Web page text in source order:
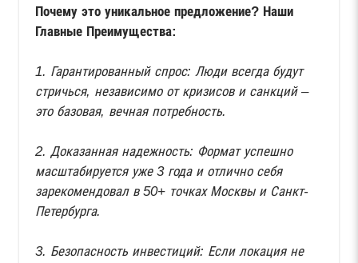
Почему это уникальное предложение? Наши
Главные Преимущества:
1. Гарантированный спрос: Люди всегда будут
стричься, независимо от кризисов и санкций –
это базовая, вечная потребность.
2. Доказанная надежность: Формат успешно
масштабируется уже 3 года и отлично себя
зарекомендовал в 50+ точках Москвы и Санкт-
Петербурга.
3. Безопасность инвестиций: Если локация не